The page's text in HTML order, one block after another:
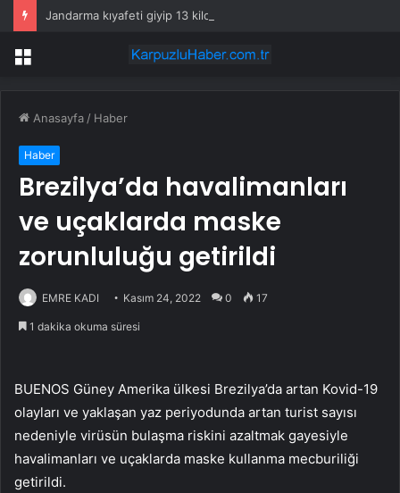
Menü
Anasayfa / Haber
Haber
Brezilya’da havalimanları
ve uçaklarda maske
zorunluluğu getirildi
EMRE KADI Kasım 24, 2022 0 17
1 dakika okuma süresi
BUENOS Güney Amerika ülkesi Brezilya’da artan Kovid-19
olayları ve yaklaşan yaz periyodunda artan turist sayısı
nedeniyle virüsün bulaşma riskini azaltmak gayesiyle
havalimanları ve uçaklarda maske kullanma mecburiliği
getirildi.